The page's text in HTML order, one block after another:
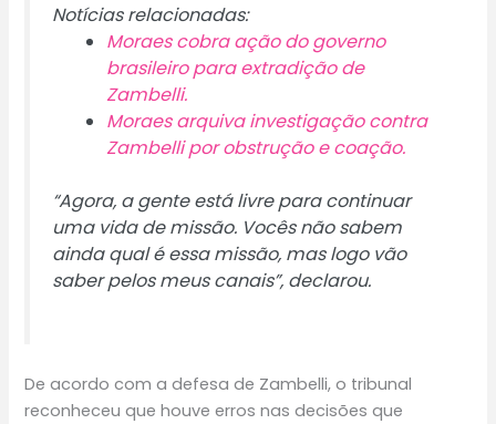
Notícias relacionadas:
Moraes cobra ação do governo
brasileiro para extradição de
Zambelli.
Moraes arquiva investigação contra
Zambelli por obstrução e coação.
“Agora, a gente está livre para continuar
uma vida de missão. Vocês não sabem
ainda qual é essa missão, mas logo vão
saber pelos meus canais”, declarou.
De acordo com a defesa de Zambelli, o tribunal
reconheceu que houve erros nas decisões que